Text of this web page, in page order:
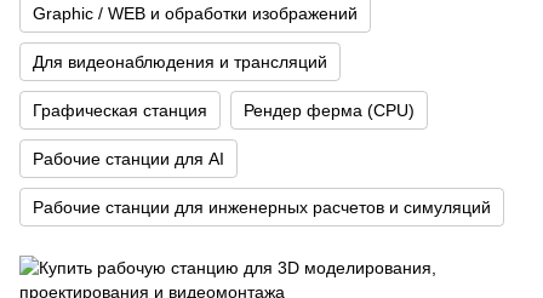
Graphic / WEB и обработки изображений
Для видеонаблюдения и трансляций
Графическая станция Рендер ферма (CPU)
Рабочие станции для AI
Рабочие станции для инженерных расчетов и симуляций